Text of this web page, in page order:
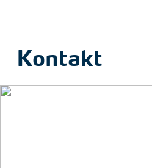
Kontakt